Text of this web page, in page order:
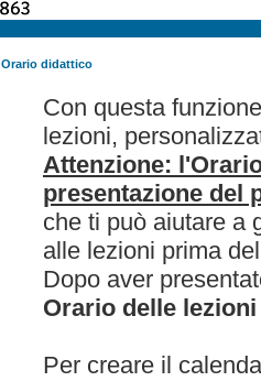
Orario didattico
Con questa
lezioni,
Attenzione:
presentazione del
che ti può aiutare a
alle lezioni prima
Dopo aver
Orario delle lezioni
Per creare il